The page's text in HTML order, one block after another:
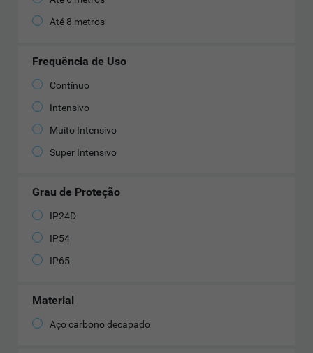
Até 8 metros
Frequência de Uso
Contínuo
Intensivo
Muito Intensivo
Super Intensivo
Grau de Proteção
IP24D
IP54
IP65
Material
Aço carbono decapado